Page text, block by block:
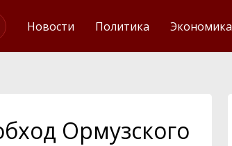
Новости Политика Экономика
Ормузского